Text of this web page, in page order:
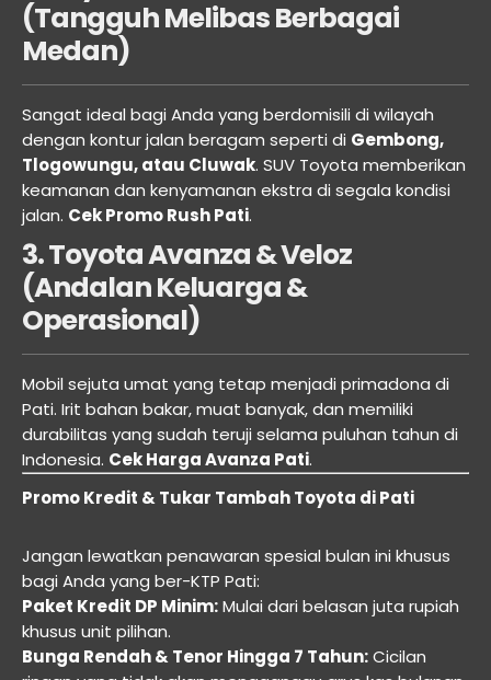
(Tangguh Melibas Berbagai
Medan)
Sangat ideal bagi Anda yang berdomisili di wilayah
dengan kontur jalan beragam seperti di Gembong,
Tlogowungu, atau Cluwak. SUV Toyota memberikan
keamanan dan kenyamanan ekstra di segala kondisi
jalan. Cek Promo Rush Pati.
3. Toyota Avanza & Veloz
(Andalan Keluarga &
Operasional)
Mobil sejuta umat yang tetap menjadi primadona di
Pati. Irit bahan bakar, muat banyak, dan memiliki
durabilitas yang sudah teruji selama puluhan tahun di
Indonesia. Cek Harga Avanza Pati.
Promo Kredit & Tukar Tambah Toyota di Pati
Jangan lewatkan penawaran spesial bulan ini khusus
bagi Anda yang ber-KTP Pati:
Paket Kredit DP Minim:Mulai dari belasan juta rupiah
khusus unit pilihan.
Bunga Rendah & Tenor Hingga 7 Tahun:Cicilan